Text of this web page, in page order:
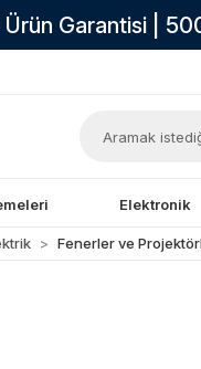
Ürün Garantisi |
Elektronik
Fenerler ve